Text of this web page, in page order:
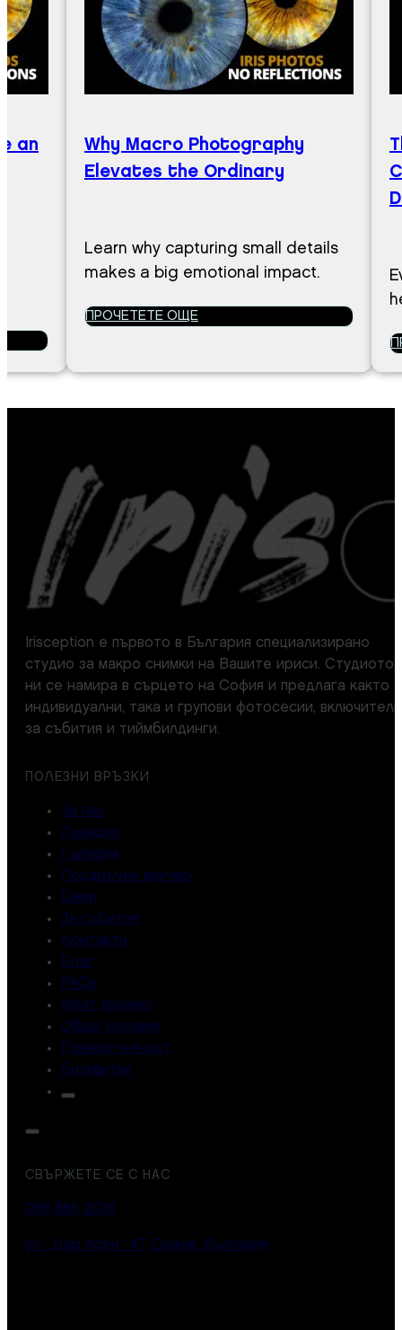
an
Why Macro Photography
Elevates the Ordinary
Learn why capturing small details
makes a big emotional impact.
ПРОЧЕТЕТЕ ОЩЕ
Irisception е първото в България специализирано
студио за макро снимки на Вашите ириси. Студиото
ни се намира в сърцето на София и предлага както
индивидуални, така и групови фотосесии,
за събития и тиймбилдинги.
ПОЛЕЗНИ ВРЪЗКИ
За нас
Локации
Галерия
Подаръчен ваучер
Цени
За събития
Контакти
Блог
FAQs
Моят профил
Общи условия
Поверителност
Бисквитки
СВЪРЖЕТЕ СЕ С НАС
088 885 2036
ул. „Цар Асен“ 47, София, България